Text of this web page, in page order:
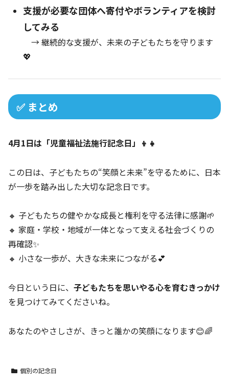
支援が必要な団体へ寄付やボランティアを検討
してみる
→ 継続的な支援が、未来の子どもたちを守ります
💖
✅ まとめ
4月1日は「児童福祉法施行記念日」👦👧
この日は、子どもたちの“笑顔と未来”を守るために、日本
が一歩を踏み出した大切な記念日です。
🔸 子どもたちの健やかな成長と権利を守る法律に感謝🌱
🔸 家庭・学校・地域が一体となって支える社会づくりの
再確認✨
🔸 小さな一歩が、大きな未来につながる💕
今日という日に、 子どもたちを思いやる心を育むきっかけ
を見つけてみてくださいね。
あなたのやさしさが、きっと誰かの笑顔になります😊🌈
個別の記念日